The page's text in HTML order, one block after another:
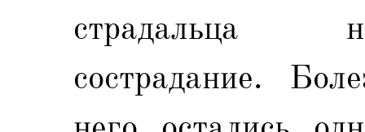
страдальца
сострадание.